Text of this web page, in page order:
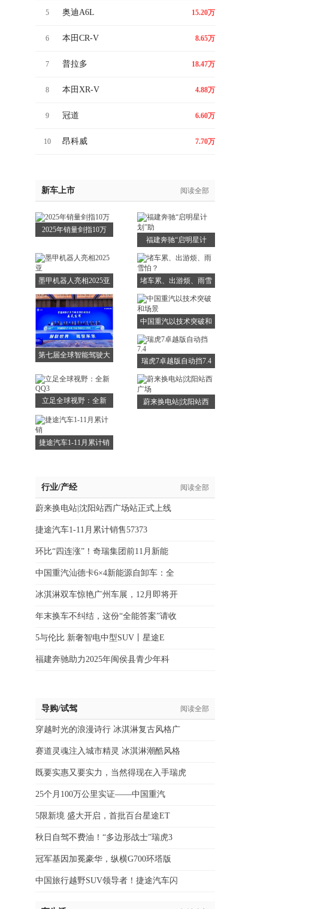
5 奥迪A6L 15.20万
6 本田CR-V 8.65万
7 普拉多 18.47万
8 本田XR-V 4.88万
9 冠道 6.60万
10 昂科威 7.70万
新车上市 阅读全部
2025年销量剑指10万
福建奔驰“启明星计
划”助
墨甲机器人亮相2025亚
堵车累、出游烦、雨雪
怕？
第七届全球智能驾驶大
中国重汽以技术突破和
场景
瑞虎7卓越版自动挡7.4
立足全球视野：全新
QQ3
蔚来换电站|沈阳站西
捷途汽车1-11月累计销
行业/产经 阅读全部
蔚来换电站|沈阳站西广场站正式上线
捷途汽车1-11月累计销售57373
环比“四连涨”！奇瑞集团前11月新能
中国重汽汕德卡6×4新能源自卸车：全
冰淇淋双车惊艳广州车展，12月即将开
年末换车不纠结，这份“全能答案”请收
5与伦比 新奢智电中型SUV丨星途E
福建奔驰助力2025年闽侯县青少年科
导购/试驾 阅读全部
穿越时光的浪漫诗行 冰淇淋复古风格广
赛道灵魂注入城市精灵 冰淇淋潮酷风格
既要实惠又要实力，当然得现在入手瑞虎
25个月100万公里实证——中国重汽
5限新境 盛大开启，首批百台星途ET
秋日自驾不费油！“多边形战士”瑞虎3
冠军基因加冕豪华，纵横G700环塔版
中国旅行越野SUV领导者！捷途汽车闪